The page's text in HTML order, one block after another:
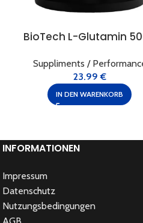
BioTech L-Glutamin
Suppliments /
23.99€
IN DEN WARENKORB
INFORMATIONEN
Impressum
Datenschutz
Nutzungsbedingungen